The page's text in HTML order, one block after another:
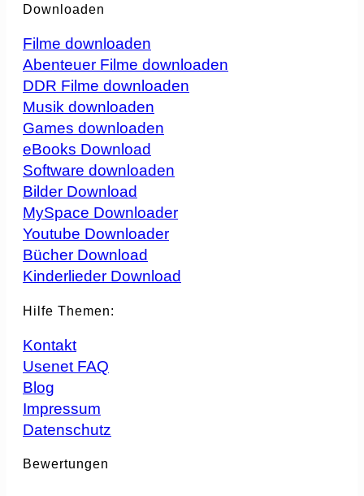
Downloaden
Filme downloaden
Abenteuer Filme downloaden
DDR Filme downloaden
Musik downloaden
Games downloaden
eBooks Download
Software downloaden
Bilder Download
MySpace Downloader
Youtube Downloader
Bücher Download
Kinderlieder Download
Hilfe Themen:
Kontakt
Usenet FAQ
Blog
Impressum
Datenschutz
Bewertungen